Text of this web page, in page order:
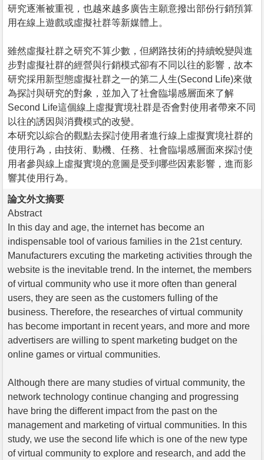
研究逐漸被重視，也越來越多廣告主願意撥出部份行銷預算
用在線上遊戲或虛擬社群等新媒體上。
雖然虛擬社群之研究不算少數，但網路技術的持續蛻變與進
步對虛擬社群的經營與行銷模式卻有不同以往的影響，故本
研究採用新型態虛擬社群之一的第二人生(Second Life)來做
為探討與研究的對象，並加入了社會臨場感層面來了解
Second Life這個線上虛擬實境社群是否會對使用者帶來不同
以往的誘因與消費模式的改變。
本研究以綜合的觀點去探討使用者進行線上虛擬實境社群的
使用行為，由技術、動機、任務、社會臨場感層面來探討使
用者參與線上虛擬實境的意圖是受到哪些因素影響，進而影
響其使用行為。
論文外文摘要
Abstract
In this day and age, the internet has become an
indispensable tool of various families in the 21st century.
Manufacturers excuting the marketing activities through the
website is the inevitable trend. In the internet, the members
of virtual community who use it more often than general
users, they are seen as the customers fulling of the
business. Therefore, the researches of virtual community
has become important in recent years, and more and more
advertisers are willing to spent marketing budget on the
online games or virtual communities.
Although there are many studies of virtual community, the
network technology continue changing and progressing
have bring the different impact from the past on the
management and marketing of virtual communities. In this
study, we use the second life which is one of the new type
of virtual community to explore and research, and add the